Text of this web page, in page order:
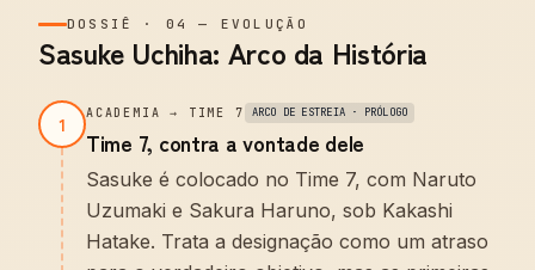
DOSSIÊ · 04 — EVOLUÇÃO
Sasuke Uchiha: Arco da História
1 ACADEMIA → TIME 7 ARCO DE ESTREIA · PRÓLOGO
Time 7, contra a vontade dele
Sasuke é colocado no Time 7, com Naruto
Uzumaki e Sakura Haruno, sob Kakashi
Hatake. Trata a designação como um atraso